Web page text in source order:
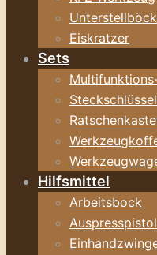
Eiskratzer
Sets
Hilfsmittel
Arbeitsbock